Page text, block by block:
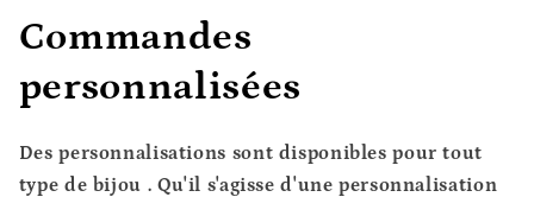
Commandes
personnalisées
Des personnalisations sont disponibles pour tout
type de bijou . Qu'il s'agisse d'une personnalisation